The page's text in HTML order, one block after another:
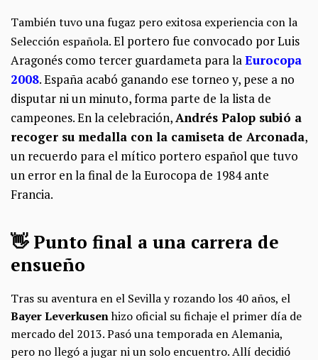
También tuvo una fugaz pero exitosa experiencia con la
Selección española.El portero fue convocado por Luis
Aragonés como tercer guardameta para laEurocopa
2008. España acabó ganando ese torneo y, pese a no
disputar ni un minuto, forma parte de la lista de
campeones. En la celebración,Andrés Palop subió a
recoger su medalla con la camiseta de Arconada,
un recuerdo para el mítico portero español que tuvo
un error en la final de la Eurocopa de 1984 ante
Francia.
👋 Punto final a una carrera de
ensueño
Tras su aventura en el Sevilla y rozando los 40 años, el
Bayer Leverkusenhizo oficial su fichaje el primer día de
mercado del 2013. Pasó una temporada en Alemania,
pero no llegó a jugar ni un solo encuentro. Allí decidió